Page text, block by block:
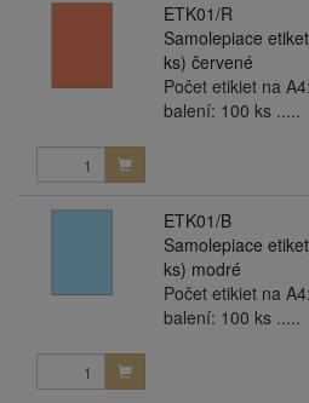
ETK01/R
Samolepiace
ks) červené
Počet etikiet na
balení: 100 ks .....
ETK01/B
Samolepiace
ks) modré
Počet etikiet na
balení: 100 ks .....